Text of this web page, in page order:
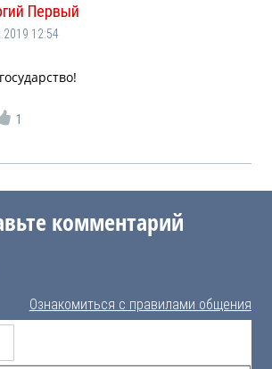
Первый
12:54
1
комментарий
Ознакомиться с правилами общения